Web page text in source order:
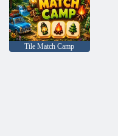
Tile Match Camp